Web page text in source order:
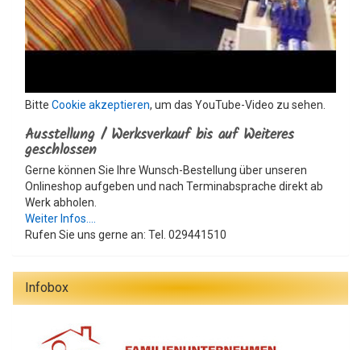
Bitte Cookie akzeptieren, um das YouTube-Video zu sehen.
Ausstellung / Werksverkauf bis auf Weiteres
geschlossen
Gerne können Sie Ihre Wunsch-Bestellung über unseren
Onlineshop aufgeben und nach Terminabsprache direkt ab
Werk abholen.
Weiter Infos....
Rufen Sie uns gerne an: Tel. 029441510
Infobox